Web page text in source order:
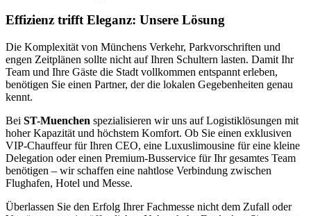
Effizienz trifft Eleganz: Unsere Lösung
Die Komplexität von Münchens Verkehr, Parkvorschriften und
engen Zeitplänen sollte nicht auf Ihren Schultern lasten. Damit Ihr
Team und Ihre Gäste die Stadt vollkommen entspannt erleben,
benötigen Sie einen Partner, der die lokalen Gegebenheiten genau
kennt.
Bei ST-Muenchen spezialisieren wir uns auf Logistiklösungen mit
hoher Kapazität und höchstem Komfort. Ob Sie einen exklusiven
VIP-Chauffeur für Ihren CEO, eine Luxuslimousine für eine kleine
Delegation oder einen Premium-Busservice für Ihr gesamtes Team
benötigen – wir schaffen eine nahtlose Verbindung zwischen
Flughafen, Hotel und Messe.
Überlassen Sie den Erfolg Ihrer Fachmesse nicht dem Zufall oder